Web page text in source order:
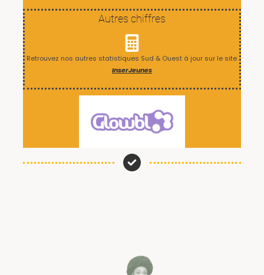
Autres chiffres
Retrouvez nos autres statistiques Sud & Ouest à jour sur le site
InserJeunes